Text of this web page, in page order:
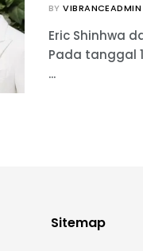
BY VIBRANCEADMIN
Eric Shinhwa
Pada tanggal
...
Sitemap